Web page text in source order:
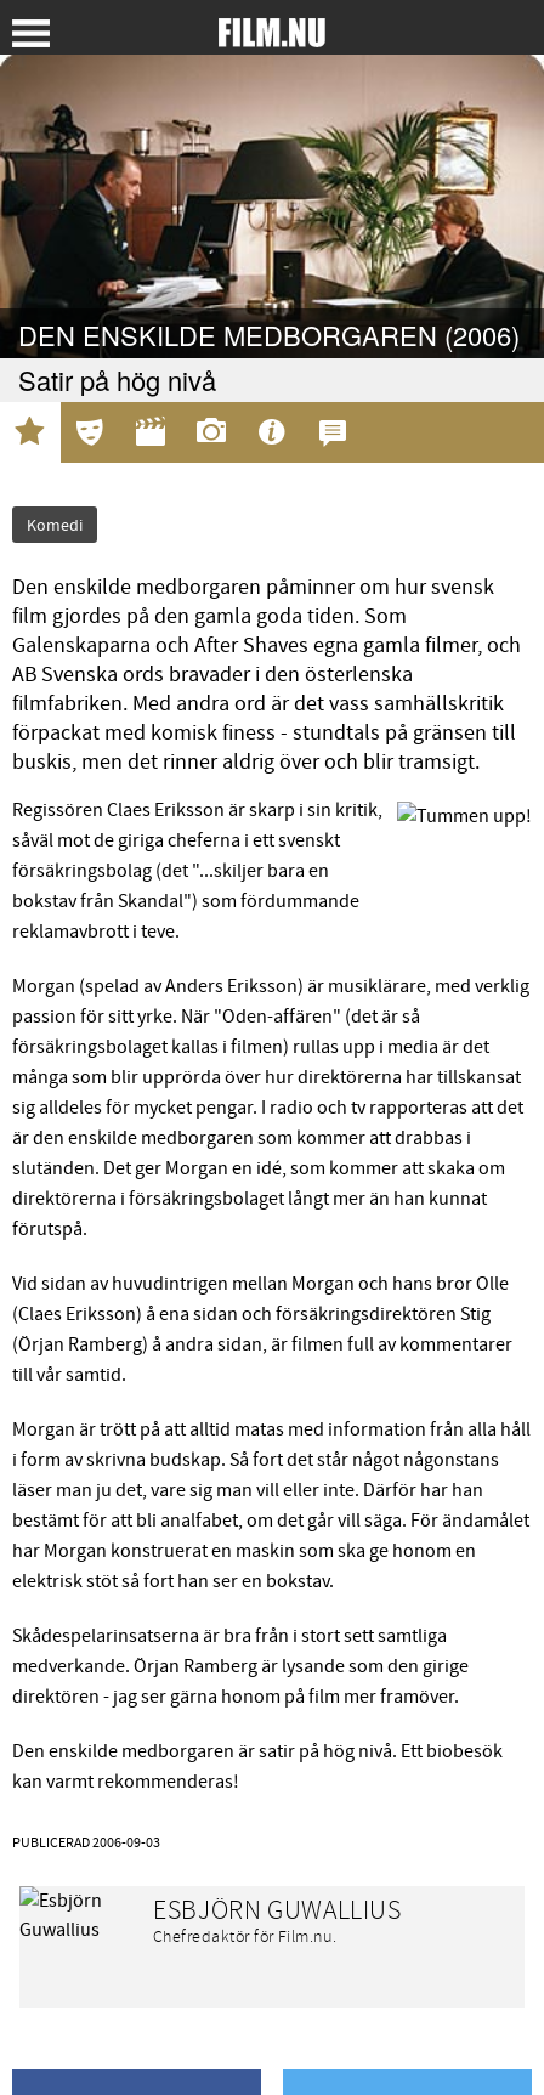
DEN ENSKILDE MEDBORGAREN (2006)
Satir på hög nivå
Komedi
Den enskilde medborgaren påminner om hur svensk
film gjordes på den gamla goda tiden. Som
Galenskaparna och After Shaves egna gamla filmer, och
AB Svenska ords bravader i den österlenska
filmfabriken. Med andra ord är det vass samhällskritik
förpackat med komisk finess - stundtals på gränsen till
buskis, men det rinner aldrig över och blir tramsigt.
Regissören Claes Eriksson är skarp i sin kritik,
såväl mot de giriga cheferna i ett svenskt
försäkringsbolag (det "...skiljer bara en
bokstav från Skandal") som fördummande
reklamavbrott i teve.
Morgan (spelad av Anders Eriksson) är musiklärare, med verklig
passion för sitt yrke. När "Oden-affären" (det är så
försäkringsbolaget kallas i filmen) rullas upp i media är det
många som blir upprörda över hur direktörerna har tillskansat
sig alldeles för mycket pengar. I radio och tv rapporteras att det
är den enskilde medborgaren som kommer att drabbas i
slutänden. Det ger Morgan en idé, som kommer att skaka om
direktörerna i försäkringsbolaget långt mer än han kunnat
förutspå.
Vid sidan av huvudintrigen mellan Morgan och hans bror Olle
(Claes Eriksson) å ena sidan och försäkringsdirektören Stig
(Örjan Ramberg) å andra sidan, är filmen full av kommentarer
till vår samtid.
Morgan är trött på att alltid matas med information från alla håll
i form av skrivna budskap. Så fort det står något någonstans
läser man ju det, vare sig man vill eller inte. Därför har han
bestämt för att bli analfabet, om det går vill säga. För ändamålet
har Morgan konstruerat en maskin som ska ge honom en
elektrisk stöt så fort han ser en bokstav.
Skådespelarinsatserna är bra från i stort sett samtliga
medverkande. Örjan Ramberg är lysande som den girige
direktören - jag ser gärna honom på film mer framöver.
Den enskilde medborgaren är satir på hög nivå. Ett biobesök
kan varmt rekommenderas!
PUBLICERAD2006-09-03
ESBJÖRN GUWALLIUS
Chefredaktör för Film.nu.